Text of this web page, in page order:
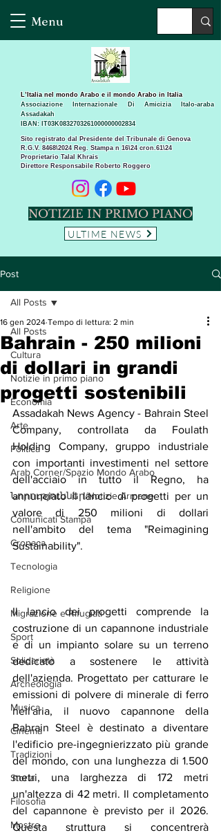
Menu
Sito registrato dal Presidente del Tribunale di Genova
R.G.V. 8468\2024 Reg. Stampa n 16\24 cron.61\24 ​
Proprietario Talal Khrais
Direttore Responsabile Roberto Roggero
L’Italia nel mondo Arabo e il mondo Arabo in Italia
Associazione Internazionale Di Amicizia Italo-araba
Assadakah
IBAN: IT03K0832703261000000002834
NOTIZIE IN PRIMO PIANO
ULTIME NEWS
Post
All Posts
Cultura
Notizie in primo piano
Economia
Arte
Politica
Arab Corner/Spazio Mondo Arabo
Նորություններ/Notizie Armene
Comunicati Stampa
Cronaca
Tecnologia
Religione
Migrazione e Rifugiati
Sport
Solidarietà
Archeologia
Musica
Cinema
Tradizioni
Storia
Filosofia
Mostre
All Posts
Bahrain - 250 milioni
di dollari in grandi
progetti sostenibili
16 gen 2024 Tempo di lettura: 2 min
Assadakah News Agency - Bahrain Steel
Company, controllata da Foulath
Holding Company, gruppo industriale
con importanti investimenti nel settore
dell'acciaio in tutto il Regno, ha
annunciato il lancio di progetti per un
valore di 250 milioni di dollari
nell'ambito del tema "Reimagining
Sustainability".
Il lancio dei progetti comprende la
costruzione di un capannone industriale
e di un impianto solare su un terreno
dedicato a sostenere le attività
dell'azienda. Progettato per catturare le
emissioni di polvere di minerale di ferro
nell'aria, il nuovo capannone della
Bahrain Steel è destinato a diventare
l'edificio pre-ingegnierizzato più grande
del mondo, con una lunghezza di 1.500
metri, una larghezza di 172 metri
un'altezza di 42 metri. Il completamento
del capannone è previsto per il 2026.
Questa struttura si concentrerà